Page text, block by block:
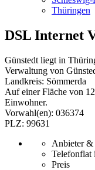
Thüringen
DSL Internet
Günstedt liegt in
Verwaltung von
Landkreis: Sömmerda
Auf einer Fläche von
Einwohner.
Vorwahl(en): 036374
PLZ: 99631
Anbieter
Telefonflat
Preis